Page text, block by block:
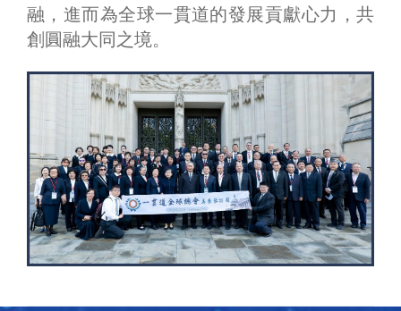
融，進而為全球一貫道的發展貢獻心力，共
創圓融大同之境。